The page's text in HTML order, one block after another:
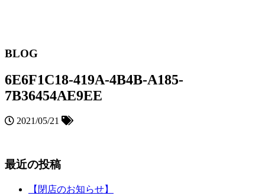
BLOG
6E6F1C18-419A-4B4B-A185-
7B36454AE9EE
2021/05/21
最近の投稿
【閉店のお知らせ】